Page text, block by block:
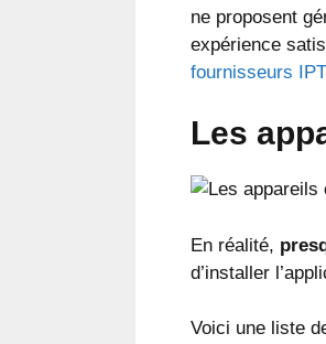
ne proposent
expérience
fournisseurs
Les
En réalité,
d’installer
Voici une liste